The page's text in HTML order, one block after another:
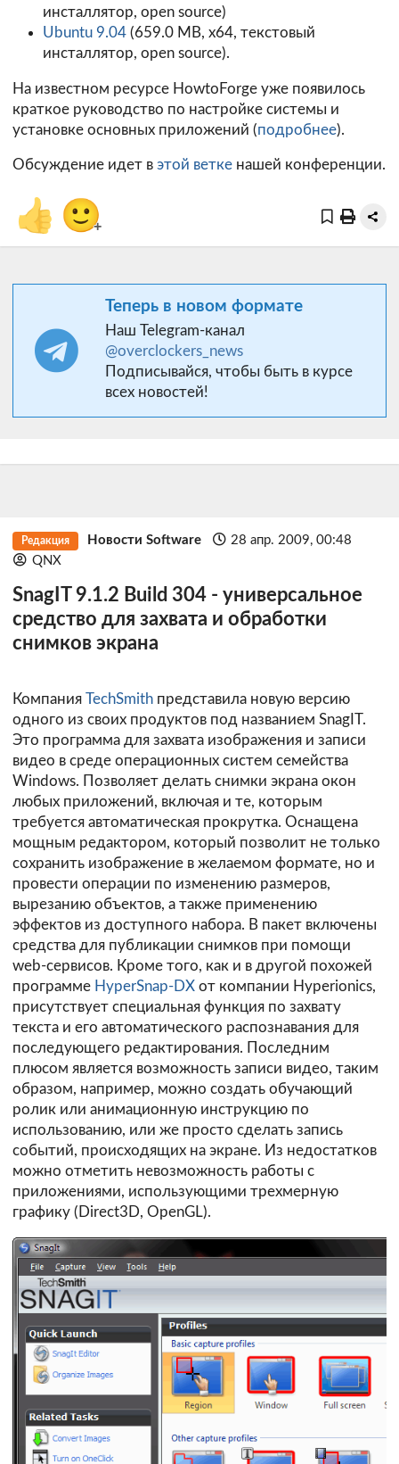
инсталлятор, open source)
Ubuntu 9.04(659.0 MB, x64, текстовый
инсталлятор, open source).
На известном ресурсе HowtoForge уже появилось
краткое руководство по настройке системы и
установке основных приложений (подробнее).
Обсуждение идет в этой ветке нашей конференции.
👍 🙂+
Теперь в новом формате
Наш Telegram-канал
@overclockers_news
Подписывайся, чтобы быть в курсе
всех новостей!
Редакция Новости Software
28 апр. 2009, 00:48
QNX
SnagIT 9.1.2 Build 304 - универсальное
средство для захвата и обработки
снимков экрана
Компания TechSmith представила новую версию
одного из своих продуктов под названием SnagIT.
Это программа для захвата изображения и записи
видео в среде операционных систем семейства
Windows. Позволяет делать снимки экрана окон
любых приложений, включая и те, которым
требуется автоматическая прокрутка. Оснащена
мощным редактором, который позволит не только
сохранить изображение в желаемом формате, но и
провести операции по изменению размеров,
вырезанию объектов, а также применению
эффектов из доступного набора. В пакет включены
средства для публикации снимков при помощи
web-сервисов. Кроме того, как и в другой похожей
программе HyperSnap-DX от компании Hyperionics,
присутствует специальная функция по захвату
текста и его автоматического распознавания для
последующего редактирования. Последним
плюсом является возможность записи видео, таким
образом, например, можно создать обучающий
ролик или анимационную инструкцию по
использованию, или же просто сделать запись
событий, происходящих на экране. Из недостатков
можно отметить невозможность работы с
приложениями, использующими трехмерную
графику (Direct3D, OpenGL).